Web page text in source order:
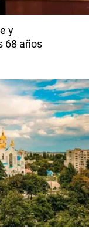
y
68 años